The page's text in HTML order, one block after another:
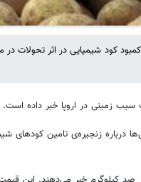
کود شیمیایی در اثر تحولات در
سیب زمینی در اروپا خبر داده است.
زنجیره‌ی تامین کودهای